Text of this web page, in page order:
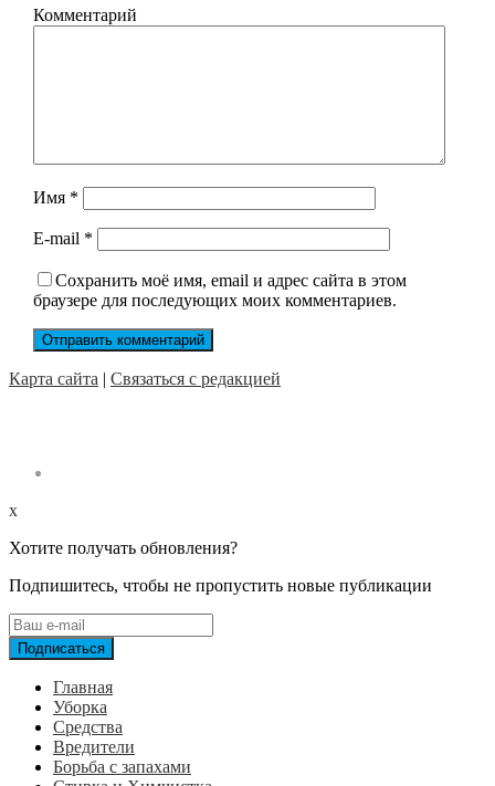
Комментарий
Имя *
E-mail *
Сохранить моё имя, email и адрес сайта в этом
браузере для последующих моих комментариев.
Карта сайта | Связаться с редакцией
x
Хотите получать обновления?
Подпишитесь, чтобы не пропустить новые публикации
Главная
Уборка
Средства
Вредители
Борьба с запахами